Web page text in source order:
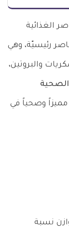
الغذائية
رئيسيّة، وهي
والبروتين،
الصحية
وصحياً في
نسبة